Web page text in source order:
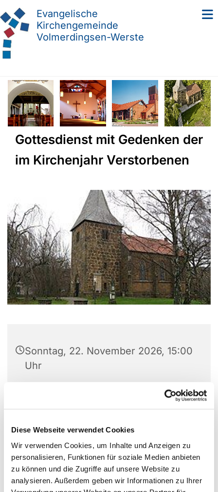
Diese Webseite verwendet Cookies
Wir verwenden Cookies, um Inhalte und Anzeigen zu
personalisieren, Funktionen für soziale Medien anbieten
zu können und die Zugriffe auf unsere Website zu
analysieren. Außerdem geben wir Informationen zu Ihrer
Evangelische
Kirchengemeinde
Volmerdingsen-Werste
Gottesdienst mit Gedenken der
im Kirchenjahr Verstorbenen
Sonntag, 22. November 2026, 15:00
Uhr
Volmerdingsener Str. 149, 32549